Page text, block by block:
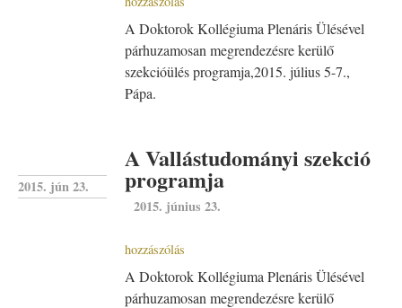
A Doktorok Kollégiuma Plenáris Ülésével
párhuzamosan megrendezésre kerülő
szekcióülés programja,2015. július 5-7.,
Pápa.
2015. jún 23.
A Vallástudományi szekció
programja
2015. június 23.
hozzászólás
A Doktorok Kollégiuma Plenáris Ülésével
párhuzamosan megrendezésre kerülő